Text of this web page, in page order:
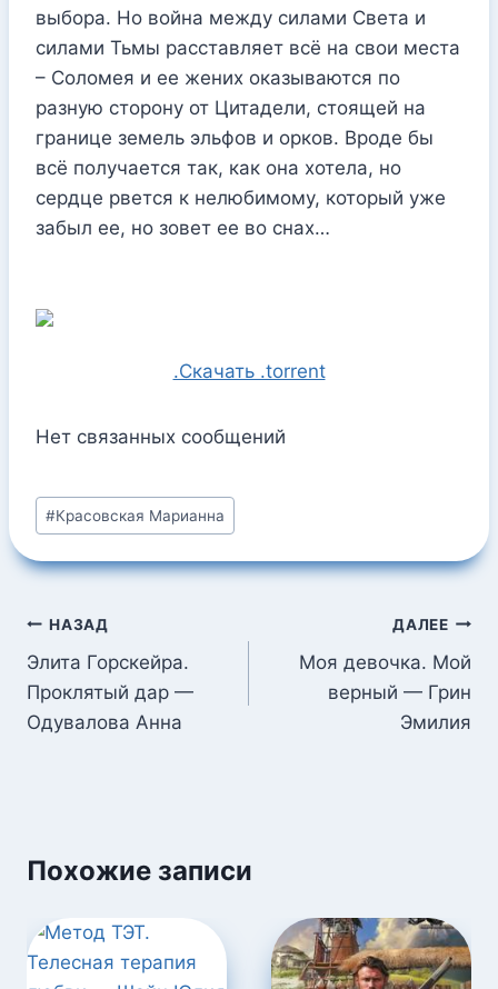
выбора. Но война между силами Света и
силами Тьмы расставляет всё на свои места
– Соломея и ее жених оказываются по
разную сторону от Цитадели, стоящей на
границе земель эльфов и орков. Вроде бы
всё получается так, как она хотела, но
сердце рвется к нелюбимому, который уже
забыл ее, но зовет ее во снах…
.Скачать .torrent
Нет связанных сообщений
Метки
записи:
#Красовская Марианна
Навигация
по
записям
НАЗАД
Элита Горскейра.
Проклятый дар —
Одувалова Анна
ДАЛЕЕ
Моя девочка. Мой
верный — Грин
Эмилия
Похожие записи